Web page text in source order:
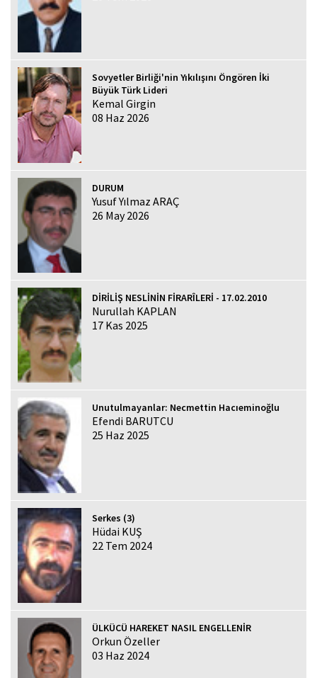
Sovyetler Birliği'nin Yıkılışını Öngören İki
Büyük Türk Lideri
Kemal Girgin
08 Haz 2026
DURUM
Yusuf Yılmaz ARAÇ
26 May 2026
DİRİLİŞ NESLİNİN FİRARÎLERİ - 17.02.2010
Nurullah KAPLAN
17 Kas 2025
Unutulmayanlar: Necmettin Hacıeminoğlu
Efendi BARUTCU
25 Haz 2025
Serkes (3)
Hüdai KUŞ
22 Tem 2024
ÜLKÜCÜ HAREKET NASIL ENGELLENİR
Orkun Özeller
03 Haz 2024